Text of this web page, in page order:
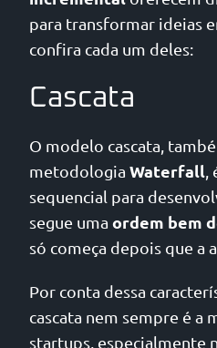
para transformar ideias
confira cada um deles:
Cascata
O modelo cascata,
metodologia Waterfall
sequencial para
segue uma ordem bem
só começa depois que a
Por conta dessa
cascata nem sempre é a
startups, especialmente